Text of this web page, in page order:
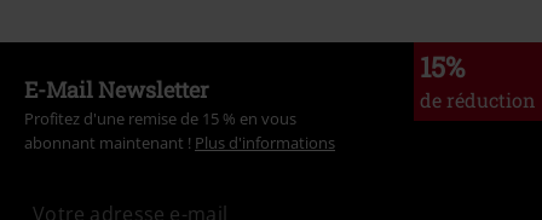
15%
de réduction
E-Mail Newsletter
Profitez d'une remise de 15 % en vous
abonnant maintenant ! Plus d'informations